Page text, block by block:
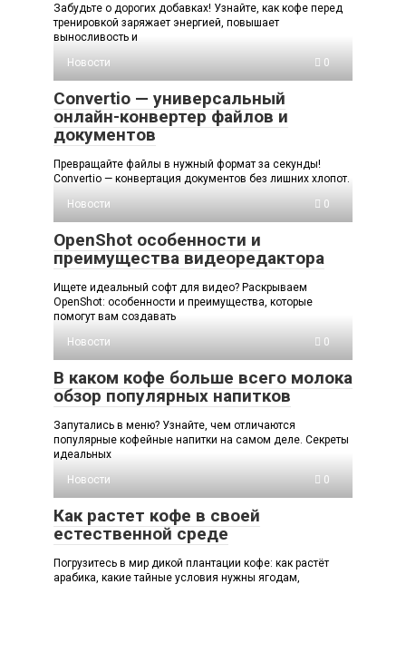
Забудьте о дорогих добавках! Узнайте, как кофе перед
тренировкой заряжает энергией, повышает
выносливость и
Новости
0
Convertio — универсальный
онлайн-конвертер файлов и
документов
Превращайте файлы в нужный формат за секунды!
Convertio — конвертация документов без лишних хлопот.
Новости
0
OpenShot особенности и
преимущества видеоредактора
Ищете идеальный софт для видео? Раскрываем
OpenShot: особенности и преимущества, которые
помогут вам создавать
Новости
0
В каком кофе больше всего молока
обзор популярных напитков
Запутались в меню? Узнайте, чем отличаются
популярные кофейные напитки на самом деле. Секреты
идеальных
Новости
0
Как растет кофе в своей
естественной среде
Погрузитесь в мир дикой плантации кофе: как растёт
арабика, какие тайные условия нужны ягодам,